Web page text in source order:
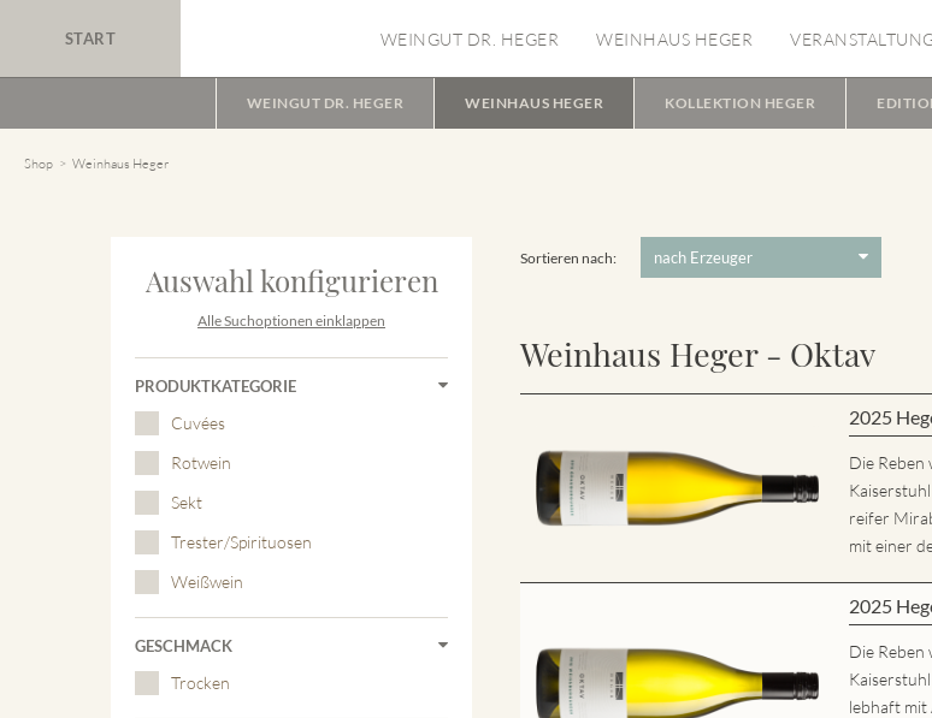
START WEINGUT DR. HEGER WEINHAUS HEGER
WEINGUT DR. HEGER WEINHAUS HEGER KOLLEKTION HEGER
Shop Weinhaus Heger
Auswahl konfigurieren
Alle Suchoptionen einklappen
PRODUKTKATEGORIE
Cuvées
Rotwein
Sekt
Trester/Spirituosen
Weißwein
GESCHMACK
Trocken
Sortieren nach:
Weinhaus Heger - Oktav
2025
Die Reben
reifer
mit einer
2025
Die Reben
lebhaft